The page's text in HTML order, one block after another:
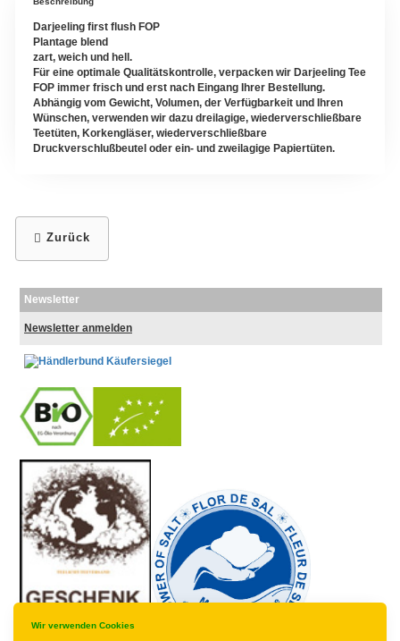
Wir verwenden Cookies
Darjeeling first flush FOP
Plantage blend
zart, weich und hell.
Für eine optimale Qualitätskontrolle, verpacken wir Darjeeling Tee
FOP immer frisch und erst nach Eingang Ihrer Bestellung.
Abhängig vom Gewicht, Volumen, der Verfügbarkeit und Ihren
Wünschen, verwenden wir dazu dreilagige, wiederverschließbare
Teetüten, Korkengläser, wiederverschließbare
Druckverschlußbeutel oder ein- und zweilagige Papiertüten.
Zurück
Newsletter
Newsletter anmelden